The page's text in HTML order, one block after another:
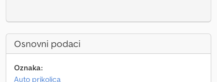
Osnovni podaci
Oznaka:
Auto prikolica